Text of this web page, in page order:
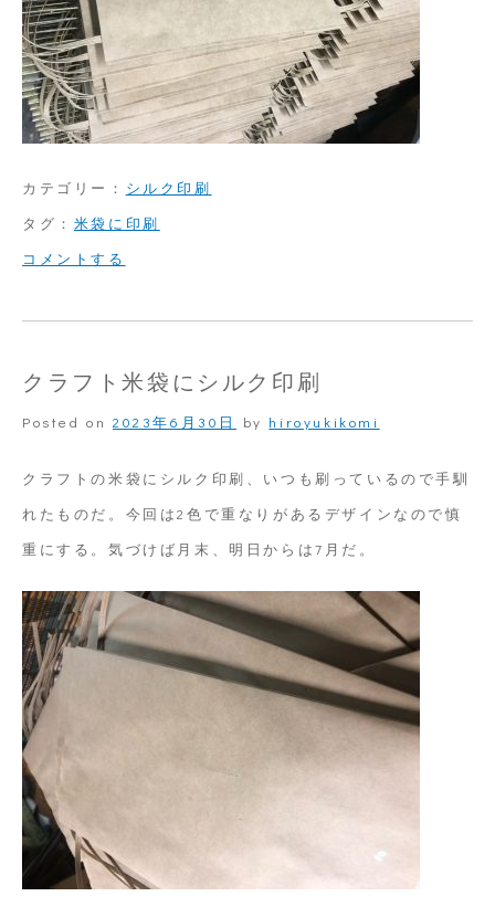
カテゴリー： シルク印刷
タグ： 米袋に印刷
コメントする
袋
プ
リ
ン
ト
クラフト米袋にシルク印刷
Posted on 2023年6月30日 by hiroyukikomi
クラフトの米袋にシルク印刷、いつも刷っているので手馴
れたものだ。今回は2色で重なりがあるデザインなので慎
重にする。気づけば月末、明日からは7月だ。